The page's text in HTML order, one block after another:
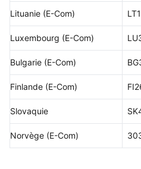
Lituanie (E-Com)
Luxembourg (E-Com)
Bulgarie (E-Com)
Finlande (E-Com)
Slovaquie
Norvège (E-Com)